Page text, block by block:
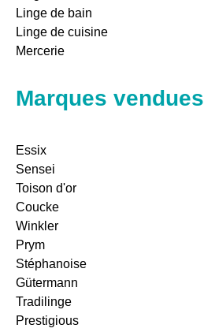
Linge de bain
Linge de cuisine
Mercerie
Marques vendues
Essix
Sensei
Toison d'or
Coucke
Winkler
Prym
Stéphanoise
Gütermann
Tradilinge
Prestigious